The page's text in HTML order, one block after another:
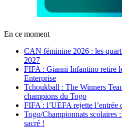
En ce moment
CAN féminine 2026 : les
2027
FIFA : Gianni Infantino retire
Enterprise
Tchoukball : The Winners
champions du Togo
FIFA : l’UEFA rejette l’entrée
Togo/Championnats scolaires
sacré !